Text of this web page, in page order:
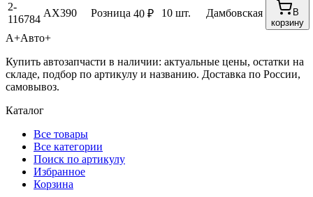
2-
116784
AX390 Розница 40 ₽ 10 шт. Дамбовская
В
корзину
А+Авто+
Купить автозапчасти в наличии: актуальные цены, остатки на
складе, подбор по артикулу и названию. Доставка по России,
самовывоз.
Каталог
Все товары
Все категории
Поиск по артикулу
Избранное
Корзина